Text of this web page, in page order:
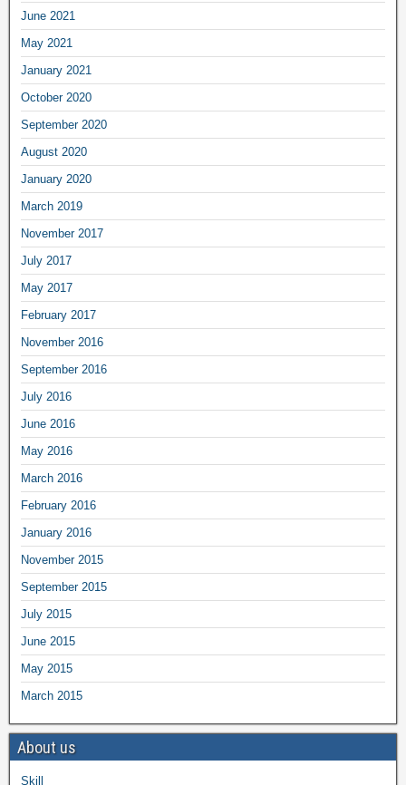
June 2021
May 2021
January 2021
October 2020
September 2020
August 2020
January 2020
March 2019
November 2017
July 2017
May 2017
February 2017
November 2016
September 2016
July 2016
June 2016
May 2016
March 2016
February 2016
January 2016
November 2015
September 2015
July 2015
June 2015
May 2015
March 2015
About us
Skill